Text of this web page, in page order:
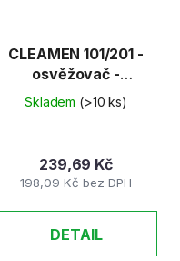
CLEAMEN 101/201 -
osvěžovač -
neutralizátor pachů
550ml
Skladem (>10 ks)
198,09 Kč bez DPH
239,69 Kč
DETAIL